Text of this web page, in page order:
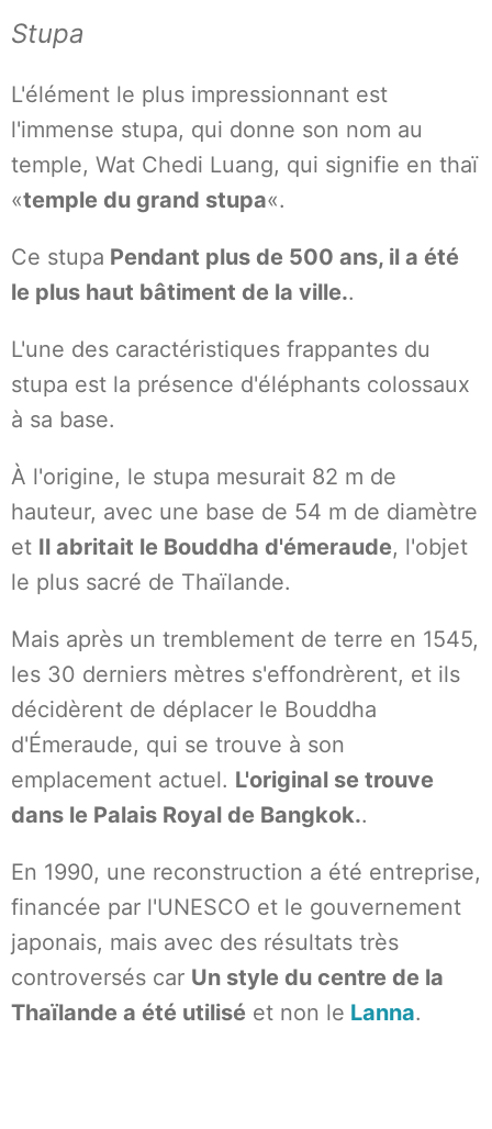
Stupa
L'élément le plus impressionnant est
l'immense stupa, qui donne son nom au
temple, Wat Chedi Luang, qui signifie en thaï
«temple du grand stupa«.
Ce stupa Pendant plus de 500 ans, il a été
le plus haut bâtiment de la ville..
L'une des caractéristiques frappantes du
stupa est la présence d'éléphants colossaux
à sa base.
À l'origine, le stupa mesurait 82 m de
hauteur, avec une base de 54 m de diamètre
et Il abritait le Bouddha d'émeraude, l'objet
le plus sacré de Thaïlande.
Mais après un tremblement de terre en 1545,
les 30 derniers mètres s'effondrèrent, et ils
décidèrent de déplacer le Bouddha
d'Émeraude, qui se trouve à son
emplacement actuel. L'original se trouve
dans le Palais Royal de Bangkok..
En 1990, une reconstruction a été entreprise,
financée par l'UNESCO et le gouvernement
japonais, mais avec des résultats très
controversés car Un style du centre de la
Thaïlande a été utilisé et non le Lanna.